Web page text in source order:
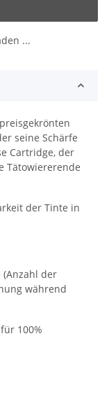
...
seine Schärfe
Cartridge, der
Tätowiererende
der Tinte in
(Anzahl der
während
100%